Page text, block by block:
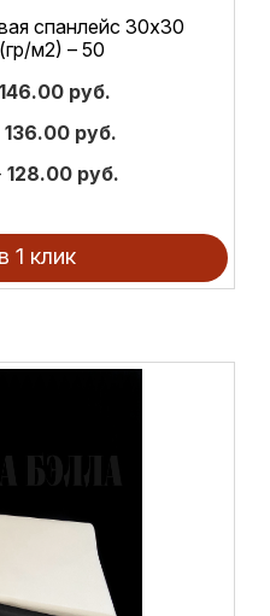
спанлейс 30х30
м2) – 50
146.00 руб.
136.00 руб.
128.00 руб.
1 клик